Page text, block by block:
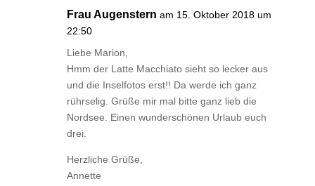
Frau Augenstern am 15. Oktober 2018 um
22:50
Liebe Marion,
Hmm der Latte Macchiato sieht so lecker aus
und die Inselfotos erst!! Da werde ich ganz
rührselig. Grüße mir mal bitte ganz lieb die
Nordsee. Einen wunderschönen Urlaub euch
drei.
Herzliche Grüße,
Annette